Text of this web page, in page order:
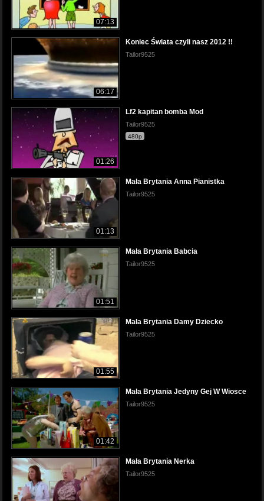
07:13
06:17
Koniec Świata czyli nasz 2012 !!
Tailor9525
01:26
Lf2 kapitan bomba Mod
Tailor9525
480p
01:13
Mała Brytania Anna Pianistka
Tailor9525
01:51
Mała Brytania Babcia
Tailor9525
01:55
Mała Brytania Damy Dziecko
Tailor9525
01:42
Mała Brytania Jedyny Gej W Wiosce
Tailor9525
Mała Brytania Nerka
Tailor9525